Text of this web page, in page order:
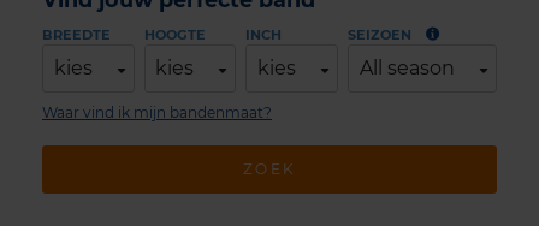
BREEDTE
kies
HOOGTE
kies
INCH
kies
SEIZOEN
All season
ZOEK
Waar vind ik mijn bandenmaat?